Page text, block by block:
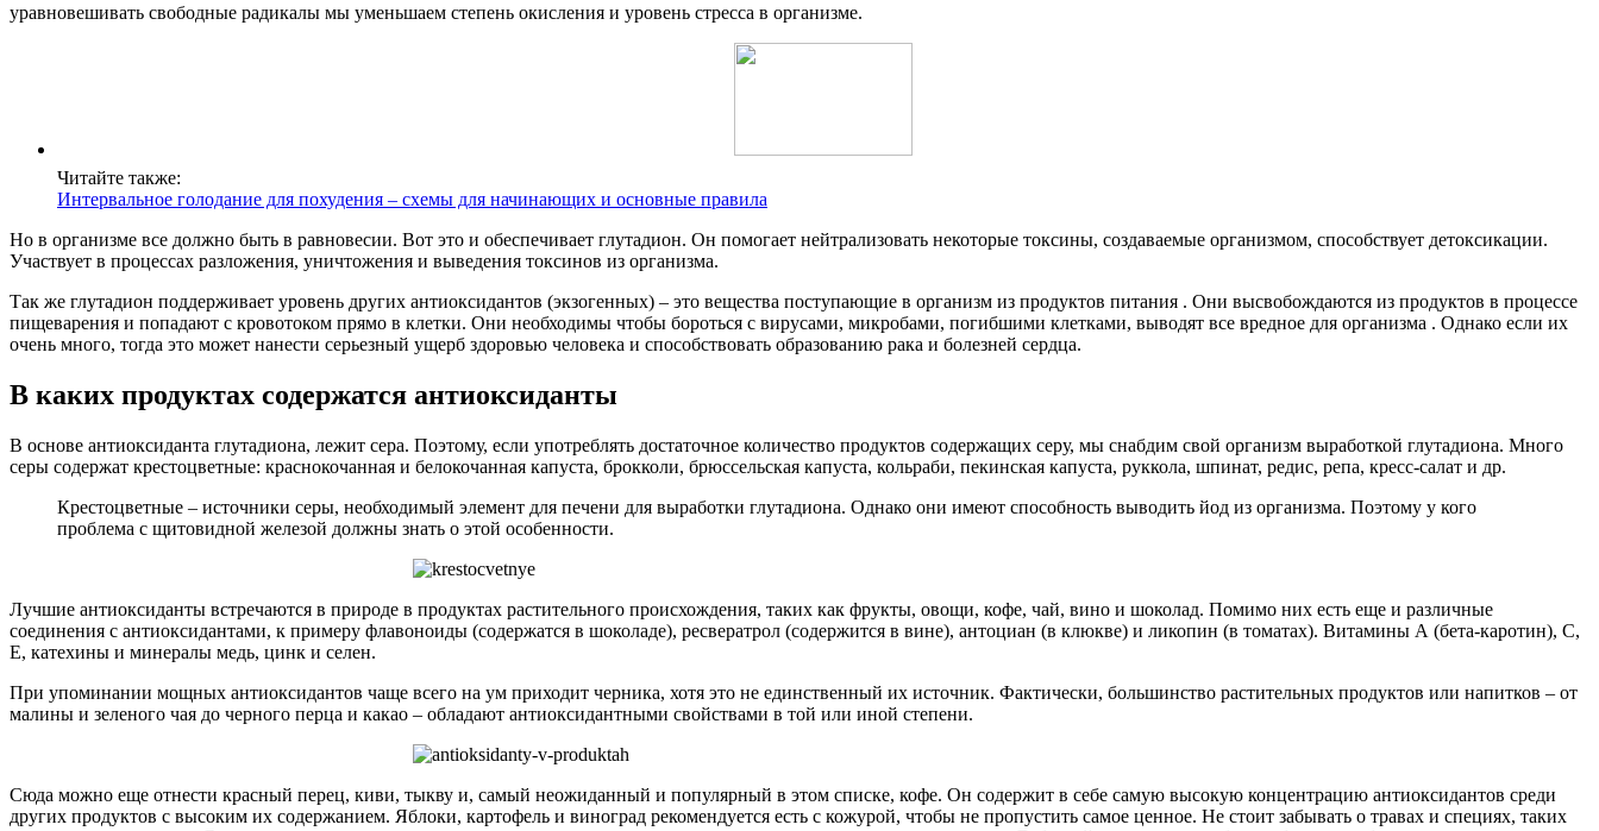
уравновешивать свободные радикалы мы уменьшаем степень окисления и уровень стресса в организме.
Читайте также:
Интервальное голодание для похудения – схемы для начинающих и основные правила
Но в организме все должно быть в равновесии. Вот это и обеспечивает глутадион. Он помогает нейтрализовать некоторые токсины, создаваемые организмом, способствует детоксикации.
Участвует в процессах разложения, уничтожения и выведения токсинов из организма.
Так же глутадион поддерживает уровень других антиоксидантов (экзогенных) – это вещества поступающие в организм из продуктов питания . Они высвобождаются из продуктов в процессе
пищеварения и попадают с кровотоком прямо в клетки. Они необходимы чтобы бороться с вирусами, микробами, погибшими клетками, выводят все вредное для организма . Однако если их
очень много, тогда это может нанести серьезный ущерб здоровью человека и способствовать образованию рака и болезней сердца.
В каких продуктах содержатся антиоксиданты
В основе антиоксиданта глутадиона, лежит сера. Поэтому, если употреблять достаточное количество продуктов содержащих серу, мы снабдим свой организм выработкой глутадиона. Много
серы содержат крестоцветные: краснокочанная и белокочанная капуста, брокколи, брюссельская капуста, кольраби, пекинская капуста, руккола, шпинат, редис, репа, кресс-салат и др.
Крестоцветные – источники серы, необходимый элемент для печени для выработки глутадиона. Однако они имеют способность выводить йод из организма. Поэтому у кого
проблема с щитовидной железой должны знать о этой особенности.
Лучшие антиоксиданты встречаются в природе в продуктах растительного происхождения, таких как фрукты, овощи, кофе, чай, вино и шоколад. Помимо них есть еще и различные
соединения с антиоксидантами, к примеру флавоноиды (содержатся в шоколаде), ресвератрол (содержится в вине), антоциан (в клюкве) и ликопин (в томатах). Витамины А (бета-каротин), С,
Е, катехины и минералы медь, цинк и селен.
При упоминании мощных антиоксидантов чаще всего на ум приходит черника, хотя это не единственный их источник. Фактически, большинство растительных продуктов или напитков – от
малины и зеленого чая до черного перца и какао – обладают антиоксидантными свойствами в той или иной степени.
Сюда можно еще отнести красный перец, киви, тыкву и, самый неожиданный и популярный в этом списке, кофе. Он содержит в себе самую высокую концентрацию антиоксидантов среди
других продуктов с высоким их содержанием. Яблоки, картофель и виноград рекомендуется есть с кожурой, чтобы не пропустить самое ценное. Не стоит забывать о травах и специях, таких